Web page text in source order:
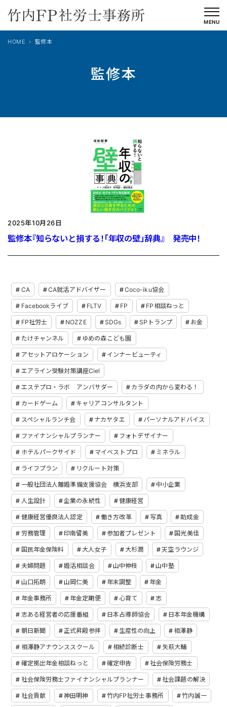
を
MENU
監修本
HOME 監修本
2025年10月26日
監修本『知らないと損する！「年収の壁」辞典』 発売中！
CA CA就活アドバイザー Coco-iku協会
Facebookライブ FLTV FP FP相談ねっと
FP社労士 NOZZE SDGs SPトランプ お金
たけチャンネル ゆめの森こども園
アセットアロケーション インナービューティ
エアライン受験対策講座Ciel
エステプロ・ラボ アンバサダー カラダの内から変わる！
カードゲーム キャリアコンサルタント
スペシャルランチ会 ナカヤタエ パーソナルアドバイス
ファイナンシャルプランナー フォトデザイナー
ホテルパークサイド マイベストプロ ミネラル
ライフプラン リクルート対策
一般社団法人離婚準備支援協会 横浜支部 中小企業
人生設計 企業の永続性 健康経営
健康経営優良法人認定 働き方改革 写真 助成金
労務管理 印南留美 参加者プレゼント 国光美佳
国民年金保険料 大人女子 大杉潤 天空ラウンジ
夫婦問題 婚活相談会 山中伸枝 山中塾
山口拓朗 山岡仁美 年末調整 年金
年金事務所 年金定期便 心育て 志
志ある経営者の応援番組 日本占導師協会 日本年金機構
朝日新聞 正式昇殿参拝 生産性の向上 相澤静
相澤静アナウンススクール 相続診断士 矢萩大輔
確定拠出年金相談ねっと 確定申告 社会保険労務士
社会保険労務士ファイナンシャルプランナー 社会課題の解決
社会貢献 神田明神 竹内FP社労士事務所 竹内誠一